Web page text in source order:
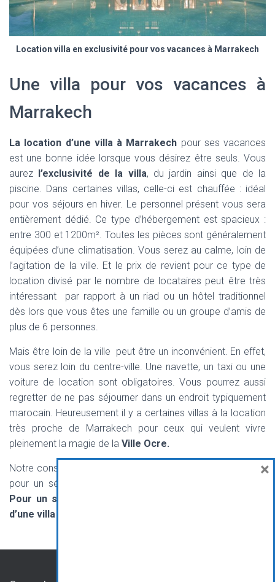
Location villa en exclusivité pour vos vacances à Marrakech
Une villa pour vos vacances à
Marrakech
La location d’une villa à Marrakech pour ses vacances
est une bonne idée lorsque vous désirez être seuls. Vous
aurez l’exclusivité de la villa, du jardin ainsi que de la
piscine. Dans certaines villas, celle-ci est chauffée : idéal
pour vos séjours en hiver. Le personnel présent vous sera
entièrement dédié. Ce type d’hébergement est spacieux :
entre 300 et 1200m². Toutes les pièces sont généralement
équipées d’une climatisation. Vous serez au calme, loin de
l’agitation de la ville. Et le prix de revient pour ce type de
location divisé par le nombre de locataires peut être très
intéressant par rapport à un riad ou un hôtel traditionnel
dès lors que vous êtes une famille ou un groupe d’amis de
plus de 6 personnes.
Mais être loin de la ville peut être un inconvénient. En effet,
vous serez loin du centre-ville. Une navette, un taxi ou une
voiture de location sont obligatoires. Vous pourrez aussi
regretter de ne pas séjourner dans un endroit typiquement
marocain. Heureusement il y a certaines villas à la location
très proche de Marrakech pour ceux qui veulent vivre
pleinement la magie de la Ville Ocre.
Notre conseil pour vos prochaines vacances à Marrakech :
pour un séjour en couple, le
Pour un séjour en famille ou entre amis, la location
d’une villa est plus adaptée.
×